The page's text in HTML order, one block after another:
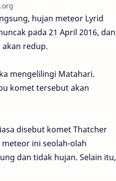
hujan meteor Lyrid
pada 21 April 2016, dan
redup.
mengelilingi Matahari.
komet tersebut akan
disebut komet Thatcher
ini seolah-olah
dan tidak hujan. Selain itu,